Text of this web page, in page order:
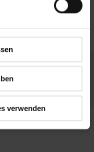
verwenden
- kompletný